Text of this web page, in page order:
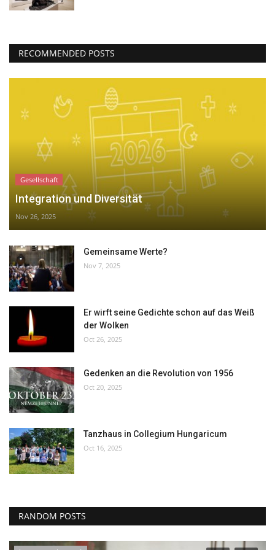
RECOMMENDED POSTS
Gesellschaft
Integration und Diversität
Nov 26, 2025
Gemeinsame Werte?
Nov 7, 2025
Er wirft seine Gedichte schon auf das Weiß
der Wolken
Oct 26, 2025
Gedenken an die Revolution von 1956
Oct 20, 2025
Tanzhaus in Collegium Hungaricum
Oct 16, 2025
RANDOM POSTS